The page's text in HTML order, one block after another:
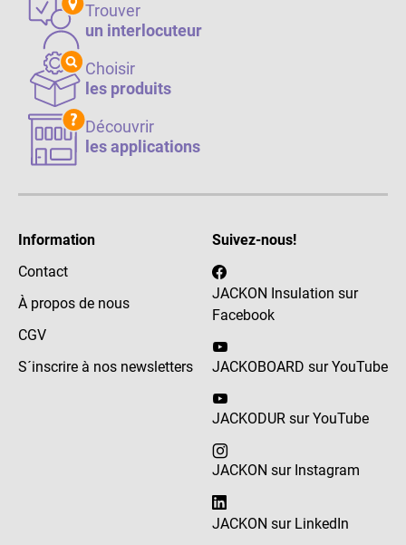
Trouver
un interlocuteur
Choisir
les produits
Découvrir
les applications
Information
Contact
À propos de nous
CGV
S´inscrire à nos newsletters
Suivez-nous!
JACKON Insulation sur
Facebook
JACKOBOARD sur YouTube
JACKODUR sur YouTube
JACKON sur Instagram
JACKON sur LinkedIn